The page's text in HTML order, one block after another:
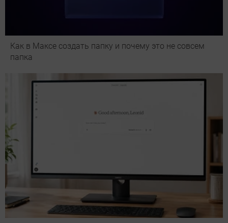
Как в Максе создать папку и почему это не совсем
папка